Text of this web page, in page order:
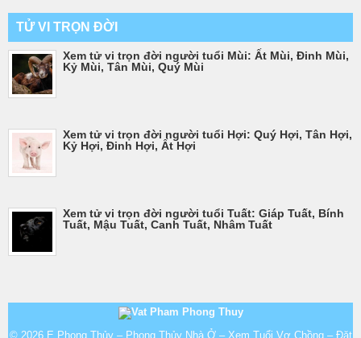
TỬ VI TRỌN ĐỜI
Xem tử vi trọn đời người tuổi Mùi: Ất Mùi, Đinh Mùi,
Kỷ Mùi, Tân Mùi, Quý Mùi
Xem tử vi trọn đời người tuổi Hợi: Quý Hợi, Tân Hợi,
Kỷ Hợi, Đinh Hợi, Ất Hợi
Xem tử vi trọn đời người tuổi Tuất: Giáp Tuất, Bính
Tuất, Mậu Tuất, Canh Tuất, Nhâm Tuất
© 2026 E Phong Thủy – Phong Thủy Nhà Ở – Xem Tuổi Vợ Chồng – Đặt